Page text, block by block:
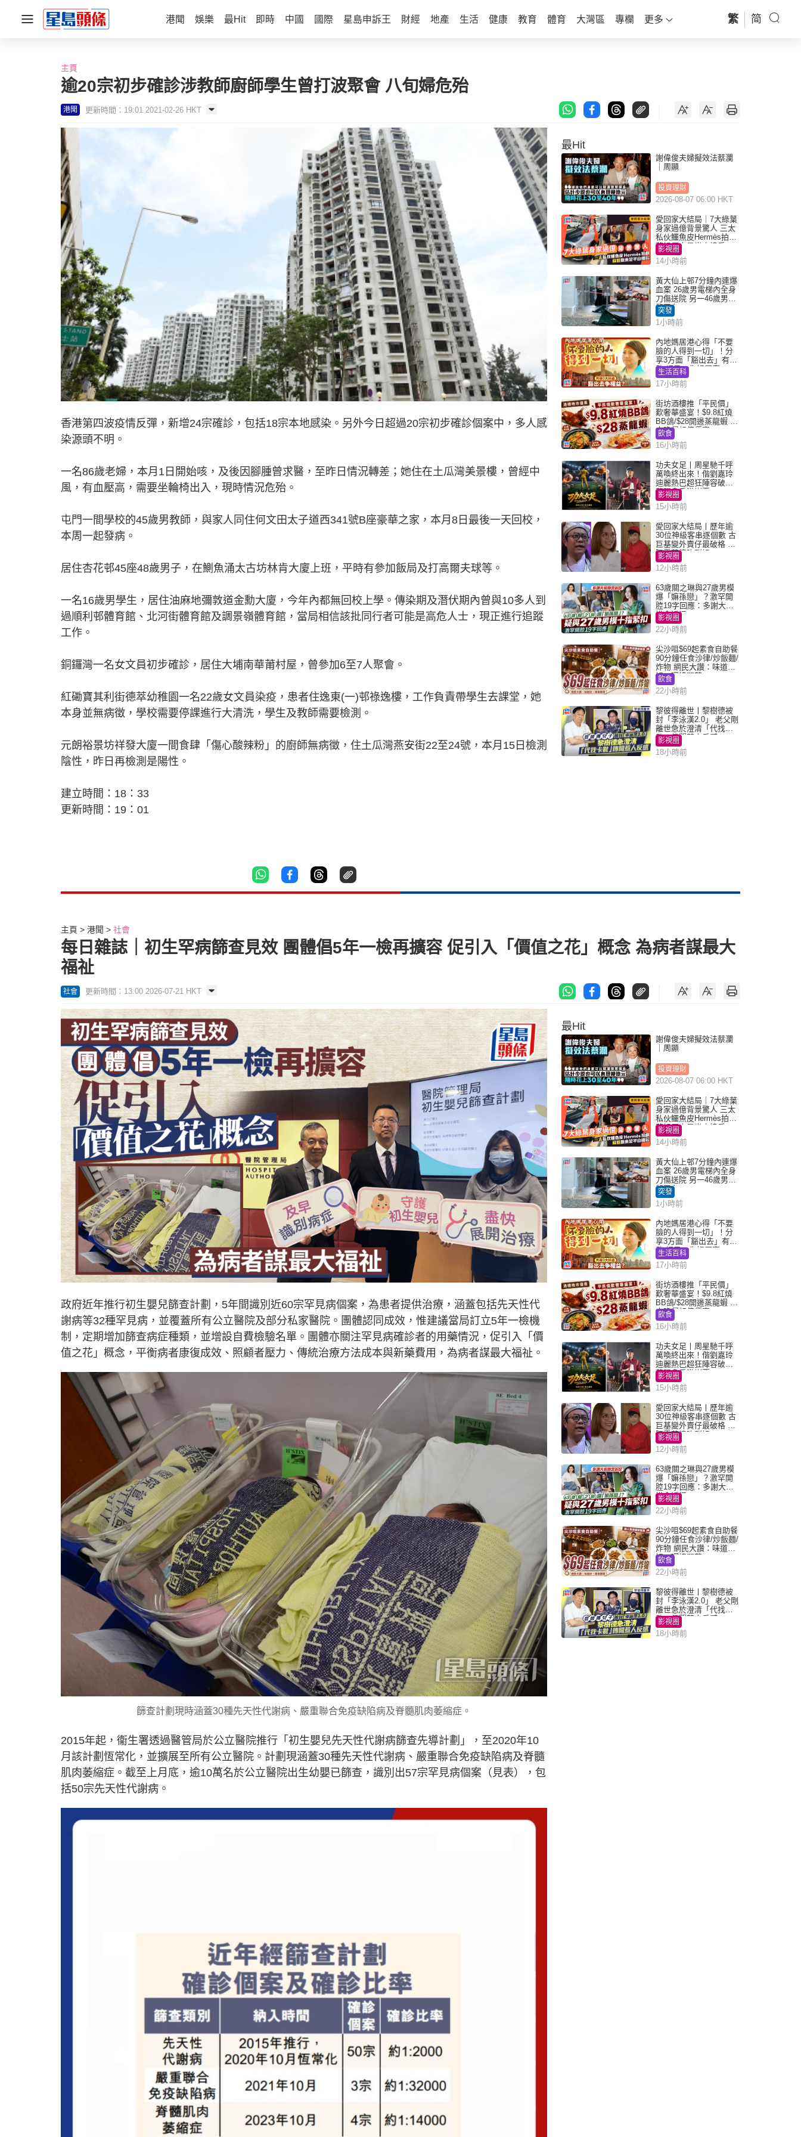
港聞 娛樂 最Hit 即時 中國 國際 星島申訴王 財經 地產 生活 健康 教育 體育 大灣區 專欄 更多 繁 简
主頁
逾20宗初步確診涉教師廚師學生曾打波聚會 八旬婦危殆
港聞 更新時間：19:01 2021-02-26 HKT
香港第四波疫情反彈，新增24宗確診，包括18宗本地感染。另外今日超過20宗初步確診個案中，多人感
染源頭不明。
一名86歲老婦，本月1日開始咳，及後因腳腫曾求醫，至昨日情況轉差；她住在土瓜灣美景樓，曾經中
風，有血壓高，需要坐輪椅出入，現時情況危殆。
屯門一間學校的45歲男教師，與家人同住何文田太子道西341號B座豪華之家，本月8日最後一天回校，
本周一起發病。
居住杏花邨45座48歲男子，在鰂魚涌太古坊林肯大廈上班，平時有參加飯局及打高爾夫球等。
一名16歲男學生，居住油麻地彌敦道金勳大廈，今年內都無回校上學。傳染期及潛伏期內曾與10多人到
過順利邨體育館、北河街體育館及調景嶺體育館，當局相信該批同行者可能是高危人士，現正進行追蹤
工作。
銅鑼灣一名女文員初步確診，居住大埔南華莆村屋，曾參加6至7人聚會。
紅磡寶其利街德萃幼稚園一名22歲女文員染疫，患者住逸東(一)邨祿逸樓，工作負責帶學生去課堂，她
本身並無病徵，學校需要停課進行大清洗，學生及教師需要檢測。
元朗裕景坊祥發大廈一間食肆「傷心酸辣粉」的廚師無病徵，住土瓜灣燕安街22至24號，本月15日檢測
陰性，昨日再檢測是陽性。
建立時間：18：33
更新時間：19：01
最Hit
謝偉俊夫婦擬效法蔡瀾
｜周顯
投資理財
2026-08-07 06:00 HKT
愛回家大結局｜7大綠葉
身家過億背景驚人 三太
私伙鱷魚皮Hermès拍劇
蘇姐原來是半山樓后
影視圈
14小時前
黃大仙上邨7分鐘內連爆
血案 26歲男電梯內全身
刀傷送院 另一46歲男倒
斃平台
突發
1小時前
內地媽居港心得「不要
臉的人得到一切」！分
享3方面「豁出去」有著
數 網民：你好厲害
生活百科
17小時前
街坊酒樓推「平民價」
歎奢華盛宴！$9.8紅燒
BB鴿/$28開邊蒸龍蝦 3
大晚餐超值優惠
飲食
16小時前
功夫女足丨周星馳千呼
萬喚終出來！偕劉嘉玲
迪麗熱巴超狂陣容破天
荒現身香港謝票
影視圈
15小時前
愛回家大結局丨歷年逾
30位神級客串逐個數 古
巨基變外賣仔最破格 歐
陽震華情陷群姐
影視圈
12小時前
63歲關之琳與27歲男模
爆「嫲孫戀」？激罕開
腔19字回應：多謝大家
掛念近況
影視圈
22小時前
尖沙咀$69起素食自助餐
90分鐘任食沙律/炒飯麵/
炸物 網民大讚：味道
好，環境闊落
飲食
22小時前
黎彼得離世丨黎樹德被
封「李泳漢2.0」 老父剛
離世急於澄清「代找卡
數」傳聞惹人反感
影視圈
18小時前
主頁 港聞 社會
每日雜誌｜初生罕病篩查見效 團體倡5年一檢再擴容 促引入「價值之花」概念 為病者謀最大
福祉
社會 更新時間：13:00 2026-07-21 HKT
政府近年推行初生嬰兒篩查計劃，5年間識別近60宗罕見病個案，為患者提供治療，涵蓋包括先天性代
謝病等32種罕見病，並覆蓋所有公立醫院及部分私家醫院。團體認同成效，惟建議當局訂立5年一檢機
制，定期增加篩查病症種類，並增設自費檢驗名單。團體亦關注罕見病確診者的用藥情況，促引入「價
值之花」概念，平衡病者康復成效、照顧者壓力、傳統治療方法成本與新藥費用，為病者謀最大福祉。
篩查計劃現時涵蓋30種先天性代謝病、嚴重聯合免疫缺陷病及脊髓肌肉萎縮症。
2015年起，衞生署透過醫管局於公立醫院推行「初生嬰兒先天性代謝病篩查先導計劃」，至2020年10
月該計劃恆常化，並擴展至所有公立醫院。計劃現涵蓋30種先天性代謝病、嚴重聯合免疫缺陷病及脊髓
肌肉萎縮症。截至上月底，逾10萬名於公立醫院出生幼嬰已篩查，識別出57宗罕見病個案（見表），包
括50宗先天性代謝病。
最Hit
謝偉俊夫婦擬效法蔡瀾
｜周顯
投資理財
2026-08-07 06:00 HKT
愛回家大結局｜7大綠葉
身家過億背景驚人 三太
私伙鱷魚皮Hermès拍劇
蘇姐原來是半山樓后
影視圈
14小時前
黃大仙上邨7分鐘內連爆
血案 26歲男電梯內全身
刀傷送院 另一46歲男倒
斃平台
突發
1小時前
內地媽居港心得「不要
臉的人得到一切」！分
享3方面「豁出去」有著
數 網民：你好厲害
生活百科
17小時前
街坊酒樓推「平民價」
歎奢華盛宴！$9.8紅燒
BB鴿/$28開邊蒸龍蝦 3
大晚餐超值優惠
飲食
16小時前
功夫女足丨周星馳千呼
萬喚終出來！偕劉嘉玲
迪麗熱巴超狂陣容破天
荒現身香港謝票
影視圈
15小時前
愛回家大結局丨歷年逾
30位神級客串逐個數 古
巨基變外賣仔最破格 歐
陽震華情陷群姐
影視圈
12小時前
63歲關之琳與27歲男模
爆「嫲孫戀」？激罕開
腔19字回應：多謝大家
掛念近況
影視圈
22小時前
尖沙咀$69起素食自助餐
90分鐘任食沙律/炒飯麵/
炸物 網民大讚：味道
好，環境闊落
飲食
22小時前
黎彼得離世丨黎樹德被
封「李泳漢2.0」 老父剛
離世急於澄清「代找卡
數」傳聞惹人反感
影視圈
18小時前